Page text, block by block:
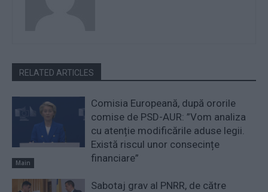
RELATED ARTICLES
Main
Comisia Europeană, după ororile
comise de PSD-AUR: ”Vom analiza
cu atenție modificările aduse legii.
Există riscul unor consecințe
financiare”
Sabotaj grav al PNRR, de către